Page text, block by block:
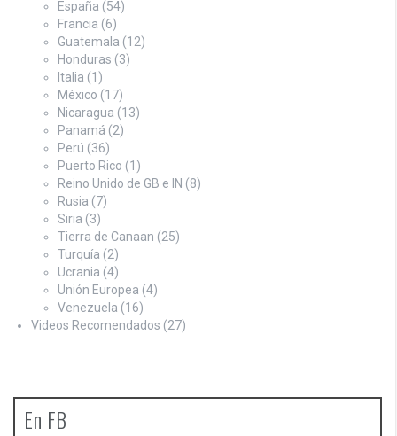
España (54)
Francia (6)
Guatemala (12)
Honduras (3)
Italia (1)
México (17)
Nicaragua (13)
Panamá (2)
Perú (36)
Puerto Rico (1)
Reino Unido de GB e IN (8)
Rusia (7)
Siria (3)
Tierra de Canaan (25)
Turquía (2)
Ucrania (4)
Unión Europea (4)
Venezuela (16)
Videos Recomendados (27)
En FB